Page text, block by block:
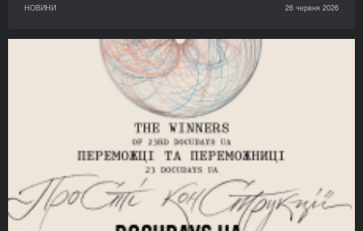
НОВИНИ 26 червня 2026